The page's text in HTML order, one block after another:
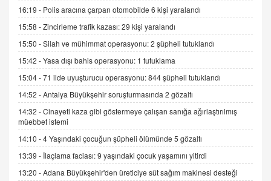
SEHER EREK
Kış Ayları Geldi, Hangi Önlemler Alınmalı?
9.12.2025 10:11
İNCİ GÜL AKÖL
Trump Keşke Adana'yı da Ziyaret Etse...
06.07.2026 13:00
ADEM AKÖL
Esed Destekçilerinin Yüzüne Vurulan Şamar:
Sednaya
16:19 - Polis aracına çarpan otomobilde 6 kişi yaralandı
15:58 -Zincirleme trafik kazası: 29 kişi yaralandı
15:50 -Silah ve mühimmat operasyonu: 2 şüpheli tutuklandı
15:42 -Yasa dışı bahis operasyonu: 1 tutuklama
15:04 -71 ilde uyuşturucu operasyonu: 844 şüpheli tutuklandı
14:52 -Antalya Büyükşehir soruşturmasında 2 gözaltı
14:32 -Cinayeti kaza gibi göstermeye çalışan sanığa ağırlaştırılmış
müebbet istemi
14:10 -4 Yaşındaki çocuğun şüpheli ölümünde 5 gözaltı
13:39 - İlaçlama faciası: 9 yaşındaki çocuk yaşamını yitirdi
13:20 -Adana Büyükşehir'den üreticiye süt sağım makinesi desteği